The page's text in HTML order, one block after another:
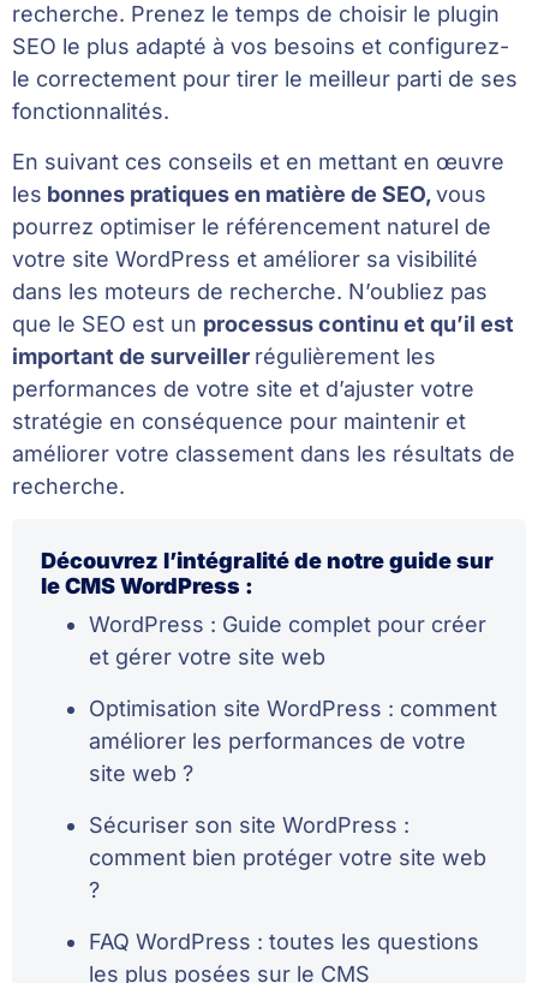
recherche. Prenez le temps de choisir le plugin
SEO le plus adapté à vos besoins et configurez-
le correctement pour tirer le meilleur parti de ses
fonctionnalités.
En suivant ces conseils et en mettant en œuvre
les bonnes pratiques en matière de SEO,vous
pourrez optimiser le référencement naturel de
votre site WordPress et améliorer sa visibilité
dans les moteurs de recherche. N’oubliez pas
que le SEO est un processus continu et qu’il est
important de surveiller régulièrement les
performances de votre site et d’ajuster votre
stratégie en conséquence pour maintenir et
améliorer votre classement dans les résultats de
recherche.
Découvrez l’intégralité de notre guide sur
le CMS WordPress :
WordPress : Guide complet pour créer
et gérer votre site web
Optimisation site WordPress : comment
améliorer les performances de votre
site web ?
Sécuriser son site WordPress :
comment bien protéger votre site web
?
FAQ WordPress : toutes les questions
les plus posées sur le CMS